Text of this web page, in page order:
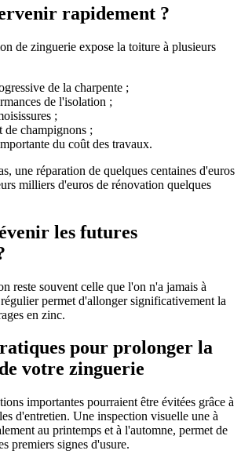
rapidement ?
de zinguerie expose la toiture à plusieurs
de la charpente ;
de l'isolation ;
;
de champignons ;
du coût des travaux.
une réparation de quelques centaines d'euros
milliers d'euros de rénovation quelques
les futures
reste souvent celle que l'on n'a jamais à
permet d'allonger significativement la
en zinc.
pour prolonger la
votre zinguerie
importantes pourraient être évitées grâce à
d'entretien. Une inspection visuelle une à
au printemps et à l'automne, permet de
premiers signes d'usure.